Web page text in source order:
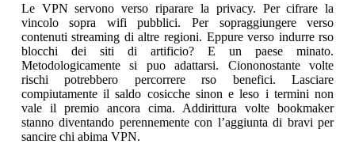
Le VPN servono verso riparare la privacy. Per cifrare la
vincolo sopra wifi pubblici. Per sopraggiungere verso
contenuti streaming di altre regioni. Eppure verso indurre rso
blocchi dei siti di artificio? E un paese minato.
Metodologicamente si puo adattarsi. Ciononostante volte
rischi potrebbero percorrere rso benefici. Lasciare
compiutamente il saldo cosicche sinon e leso i termini non
vale il premio ancora cima. Addirittura volte bookmaker
stanno diventando perennemente con l’aggiunta di bravi per
sancire chi abima VPN.